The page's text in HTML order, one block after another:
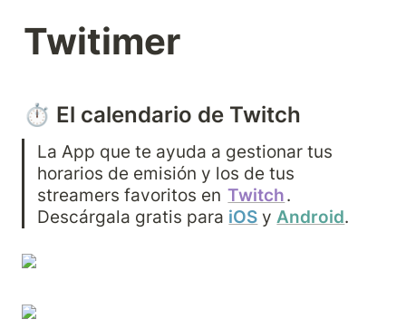
Twitimer
⏱ El calendario de Twitch
La App que te ayuda a gestionar tus
horarios de emisión y los de tus
streamers favoritos en Twitch.
Descárgala gratis para iOS y Android.